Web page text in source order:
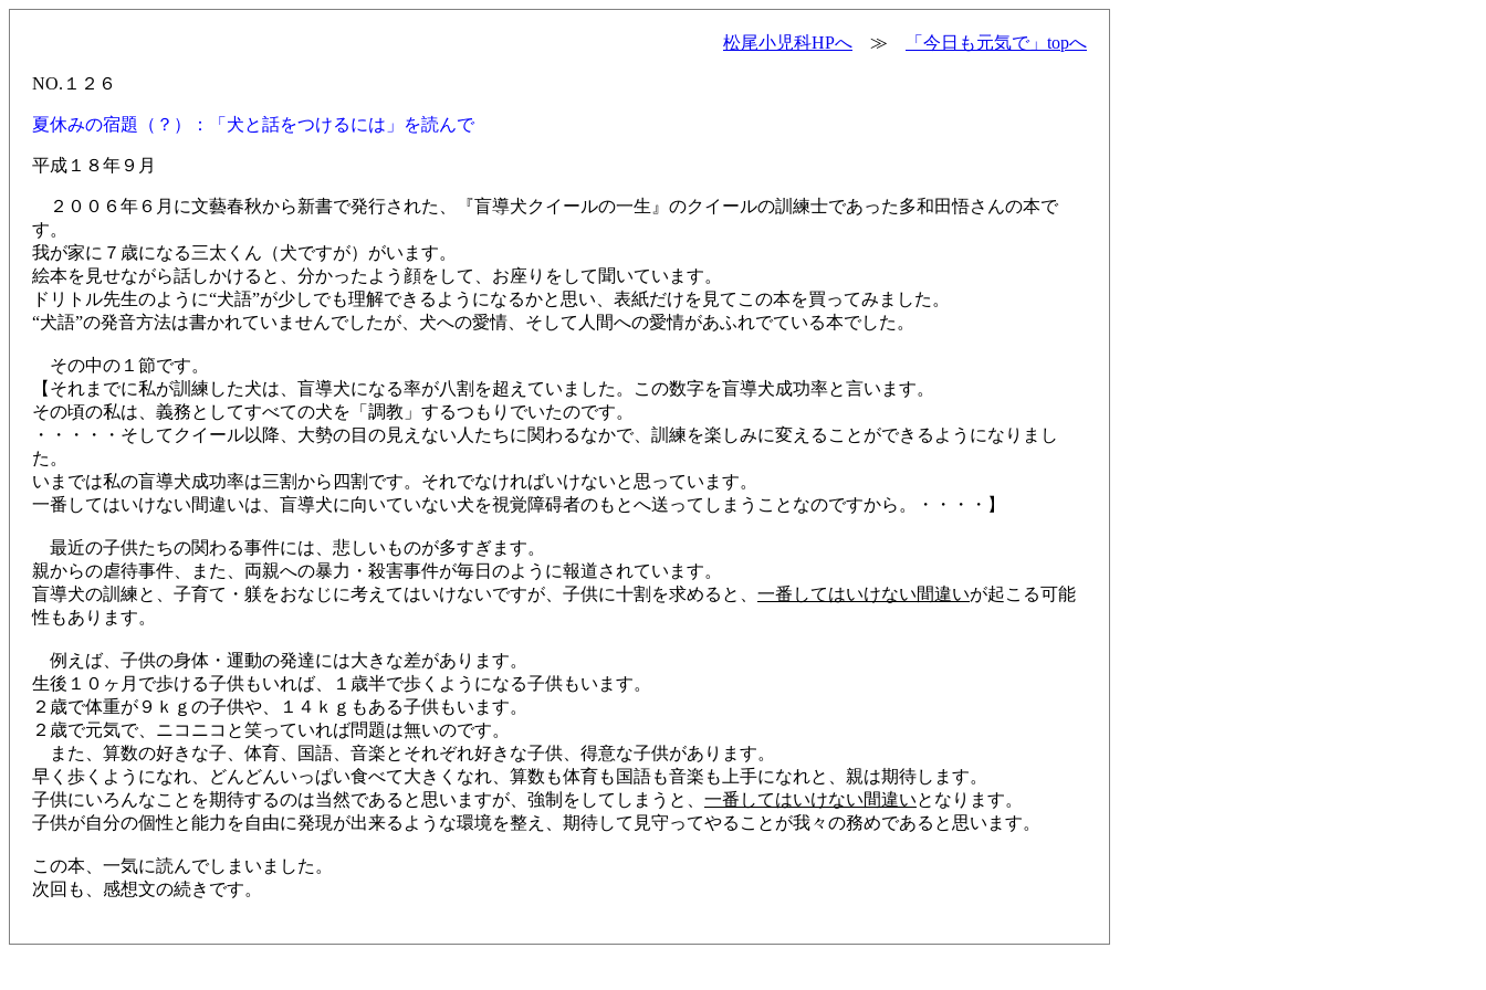
松尾小児科HPへ ≫ 「今日も元気で」topへ
NO.１２６
夏休みの宿題（？）：「犬と話をつけるには」を読んで
平成１８年９月
２００６年６月に文藝春秋から新書で発行された、『盲導犬クイールの一生』のクイールの訓練士であった多和田悟さんの本で
す。
我が家に７歳になる三太くん（犬ですが）がいます。
絵本を見せながら話しかけると、分かったよう顔をして、お座りをして聞いています。
ドリトル先生のように“犬語”が少しでも理解できるようになるかと思い、表紙だけを見てこの本を買ってみました。
“犬語”の発音方法は書かれていませんでしたが、犬への愛情、そして人間への愛情があふれでている本でした。
その中の１節です。
【それまでに私が訓練した犬は、盲導犬になる率が八割を超えていました。この数字を盲導犬成功率と言います。
その頃の私は、義務としてすべての犬を「調教」するつもりでいたのです。
・・・・・そしてクイール以降、大勢の目の見えない人たちに関わるなかで、訓練を楽しみに変えることができるようになりまし
た。
いまでは私の盲導犬成功率は三割から四割です。それでなければいけないと思っています。
一番してはいけない間違いは、盲導犬に向いていない犬を視覚障碍者のもとへ送ってしまうことなのですから。・・・・】
最近の子供たちの関わる事件には、悲しいものが多すぎます。
親からの虐待事件、また、両親への暴力・殺害事件が毎日のように報道されています。
盲導犬の訓練と、子育て・躾をおなじに考えてはいけないですが、子供に十割を求めると、 一番してはいけない間違いが起こる可能
性もあります。
例えば、子供の身体・運動の発達には大きな差があります。
生後１０ヶ月で歩ける子供もいれば、１歳半で歩くようになる子供もいます。
２歳で体重が９ｋｇの子供や、１４ｋｇもある子供もいます。
２歳で元気で、ニコニコと笑っていれば問題は無いのです。
また、算数の好きな子、体育、国語、音楽とそれぞれ好きな子供、得意な子供があります。
早く歩くようになれ、どんどんいっぱい食べて大きくなれ、算数も体育も国語も音楽も上手になれと、親は期待します。
子供にいろんなことを期待するのは当然であると思いますが、強制をしてしまうと、 一番してはいけない間違いとなります。
子供が自分の個性と能力を自由に発現が出来るような環境を整え、期待して見守ってやることが我々の務めであると思います。
この本、一気に読んでしまいました。
次回も、感想文の続きです。